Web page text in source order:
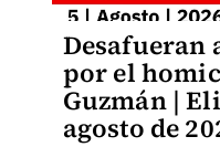
Desafueran
por el
Guzmán |
agosto de